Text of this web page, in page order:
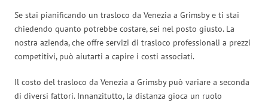
Se stai pianificando un trasloco da Venezia a Grimsby e ti stai
chiedendo quanto potrebbe costare, sei nel posto giusto. La
nostra azienda, che offre servizi di trasloco professionali a prezzi
competitivi, può aiutarti a capire i costi associati.
Il costo del trasloco da Venezia a Grimsby può variare a seconda
di diversi fattori. Innanzitutto, la distanza gioca un ruolo